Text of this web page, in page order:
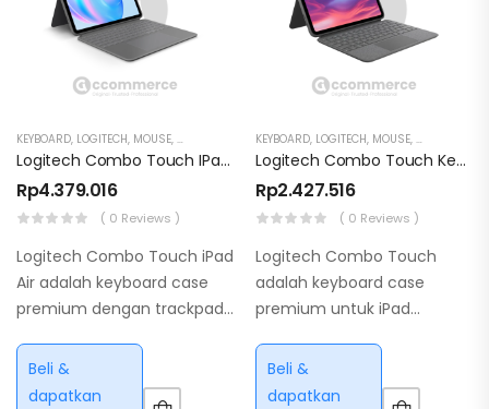
KEYBOARD, LOGITECH, MOUSE, MOUSE & KEYBOARD
Logitech Combo Touch IPad Air 13 Inch M2 M3 Keyboard Case
Rp4.379.016
( 0 Reviews )
Logitech Combo Touch iPad
Air adalah keyboard case
premium dengan trackpad
kickstand fleksibel untuk
iPad Air.
Beli &
dapatkan
KEYBOARD, LOGITECH, MOUSE, MOUSE &
Logitech Combo Touch Keyboard Case IPad 10th Gen
Rp2.427.516
( 0 Reviews )
Logitech Combo Touch
adalah keyboard case
premium untuk iPad
backlit keyboard, dan
kickstand fleksibel.
Beli &
dapatkan